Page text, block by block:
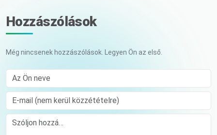
Hozzászólások
Még nincsenek hozzászólások. Legyen Ön az első.
Az Ön neve
E-mail (nem kerül közzétételre)
Comment